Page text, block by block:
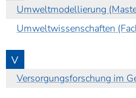
Umweltmodellierung
Umweltwissenschaften
V
Versorgungsforschung im